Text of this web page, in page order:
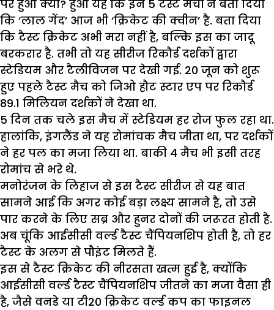
पर हुआ क्या? हुआ यह कि इन 5 टैस्ट मैचों ने बता दिया
कि ‘लाल गेंद’ आज भी ‘क्रिकेट की क्वीन’ है. बता दिया
कि टैस्ट क्रिकेट अभी मरा नहीं है, बल्कि इस का जादू
बरकरार है. तभी तो यह सीरीज रिकौर्ड दर्शकों द्वारा
स्टेडियम और टैलीविजन पर देखी गई. 20 जून को शुरू
हुए पहले टैस्ट मैच को जिओ हौट स्टार एप पर रिकौर्ड
89.1 मिलियन दर्शकों ने देखा था.
5 दिन तक चले इस मैच में स्टेडियम हर रोज फुल रहा था.
हालांकि, इंगलैंड ने यह रोमांचक मैच जीता था, पर दर्शकों
ने हर पल का मजा लिया था. बाकी 4 मैच भी इसी तरह
रोमांच से भरे थे.
मनोरंजन के लिहाज से इस टैस्ट सीरीज से यह बात
सामने आई कि अगर कोई बड़ा लक्ष्य सामने है, तो उसे
पार करने के लिए सब्र और हुनर दोनों की जरूरत होती है.
अब चूंकि आईसीसी वर्ल्ड टैस्ट चैंपियनशिप होती है, तो हर
टैस्ट के अलग से पौइंट मिलते हैं.
इस से टैस्ट क्रिकेट की नीरसता खत्म हुई है, क्योंकि
आईसीसी वर्ल्ड टैस्ट चैंपियनशिप जीतने का मजा वैसा ही
है, जैसे वनडे या टी20 क्रिकेट वर्ल्ड कप का फाइनल